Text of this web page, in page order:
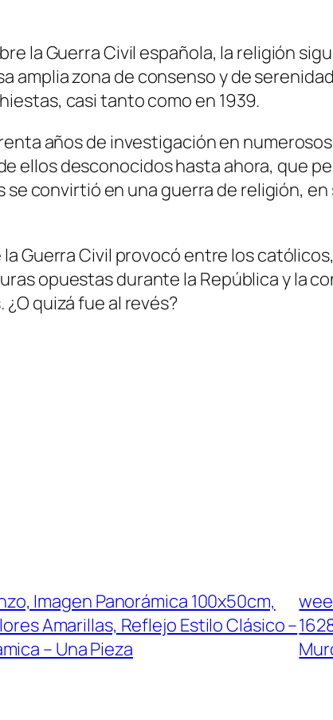
la Guerra Civil española, la religión
amplia zona de consenso y de
casi tanto como en 1939.
años de investigación en
ellos desconocidos hasta ahora, que
convirtió en una guerra de religión,
Guerra Civil provocó entre los
opuestas durante la República y la
quizá fue al revés?
Imagen Panorámica 100x50cm,
Amarillas, Reflejo Estilo Clásico –
– Una Pieza